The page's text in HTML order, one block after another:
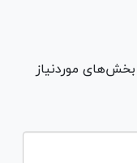
موردنیاز